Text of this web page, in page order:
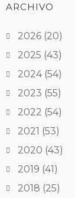
ARCHIVO
2026(20)
2025 (43)
2024(54)
2023 (55)
2022 (54)
2021 (53)
2020 (43)
2019 (41)
2018 (25)